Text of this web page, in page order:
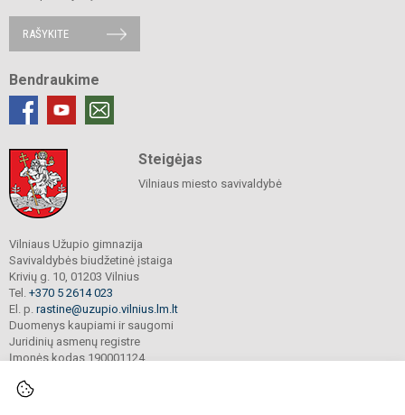
RAŠYKITE
Bendraukime
Steigėjas
Vilniaus miesto savivaldybė
Vilniaus Užupio gimnazija
Savivaldybės biudžetinė įstaiga
Krivių g. 10, 01203 Vilnius
Tel. +370 5 2614 023
El. p. rastine@uzupio.vilnius.lm.lt
Duomenys kaupiami ir saugomi
Juridinių asmenų registre
Įmonės kodas 190001124